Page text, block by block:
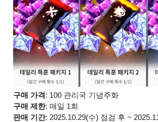
구매 가격: 100 관리국 기념주화
구매 제한: 매일 1회
판매 기간: 2025.10.29(수) 점검 후 ~